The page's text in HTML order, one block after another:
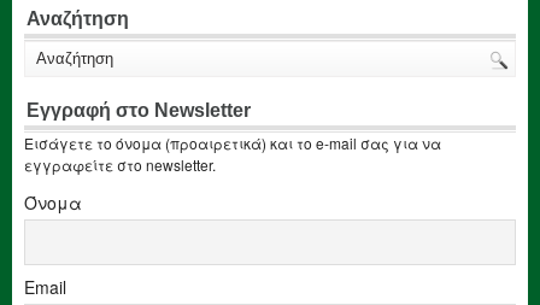
Αναζήτηση
Εγγραφή στο Newsletter
Εισάγετε το όνομα (προαιρετικά) και το e-mail σας για να
εγγραφείτε στο newsletter.
Όνομα
Email